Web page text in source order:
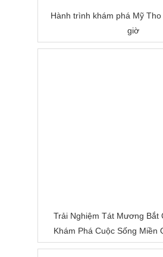
Hành trình khám phá Mỹ
giờ
Trải Nghiệm Tát Mương Bắt
Khám Phá Cuộc Sống Miền